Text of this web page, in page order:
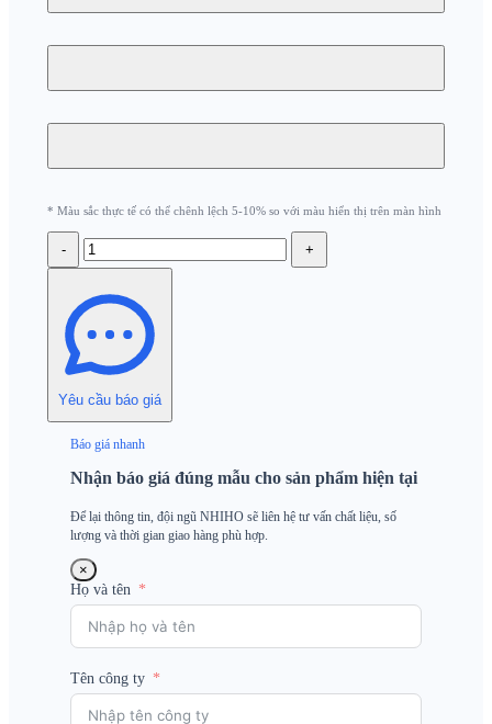
* Màu sắc thực tế có thể chênh lệch 5-10% so với màu hiển thị trên màn hình
- +
Yêu cầu báo giá
Báo giá nhanh
Nhận báo giá đúng mẫu cho sản phẩm hiện tại
Để lại thông tin, đội ngũ NHIHO sẽ liên hệ tư vấn chất liệu, số
lượng và thời gian giao hàng phù hợp.
×
Họ và tên
Tên công ty